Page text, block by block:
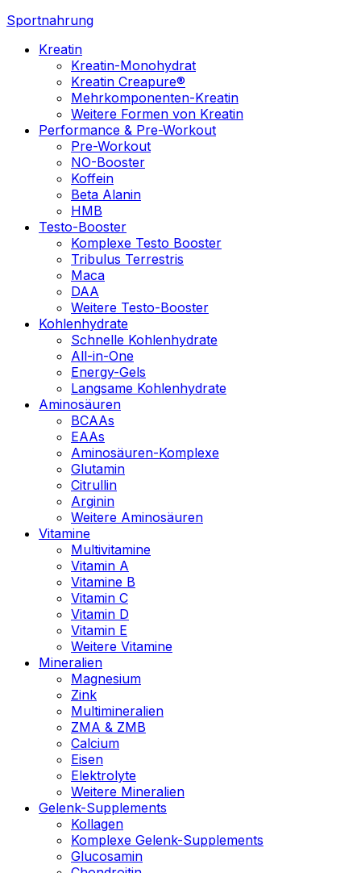
Sportnahrung
Kreatin
Kreatin-Monohydrat
Kreatin Creapure®
Mehrkomponenten-Kreatin
Weitere Formen von Kreatin
Performance & Pre-Workout
Pre-Workout
NO-Booster
Koffein
Beta Alanin
HMB
Testo-Booster
Komplexe Testo Booster
Tribulus Terrestris
Maca
DAA
Weitere Testo-Booster
Kohlenhydrate
Schnelle Kohlenhydrate
All-in-One
Energy-Gels
Langsame Kohlenhydrate
Aminosäuren
BCAAs
EAAs
Aminosäuren-Komplexe
Glutamin
Citrullin
Arginin
Weitere Aminosäuren
Vitamine
Multivitamine
Vitamin A
Vitamine B
Vitamin C
Vitamin D
Vitamin E
Weitere Vitamine
Mineralien
Magnesium
Zink
Multimineralien
ZMA & ZMB
Calcium
Eisen
Elektrolyte
Weitere Mineralien
Gelenk-Supplements
Kollagen
Komplexe Gelenk-Supplements
Glucosamin